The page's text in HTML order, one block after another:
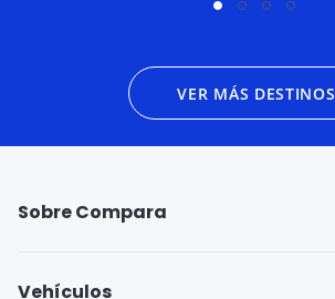
VER MÁS DESTINOS
Sobre Compara
Vehículos